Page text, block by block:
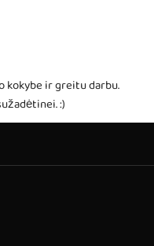
kokybe ir greitu darbu.
:)